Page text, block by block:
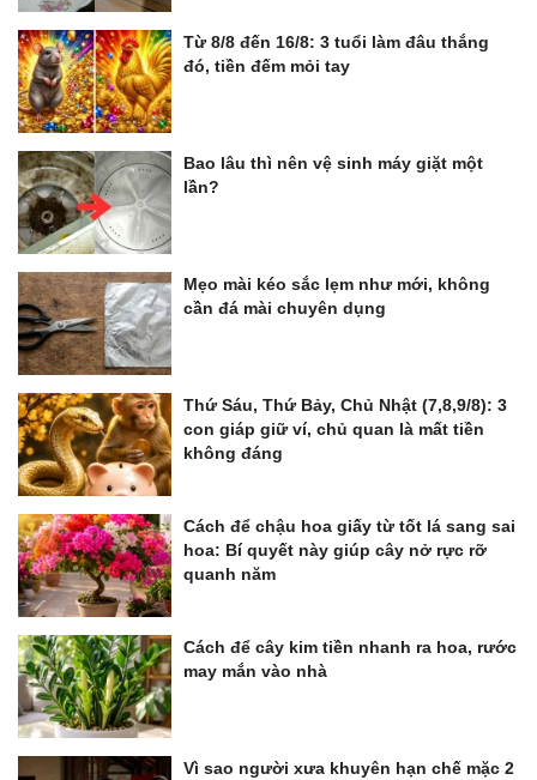
Từ 8/8 đến 16/8: 3 tuổi làm đâu thắng
đó, tiền đếm mỏi tay
Bao lâu thì nên vệ sinh máy giặt một
lần?
Mẹo mài kéo sắc lẹm như mới, không
cần đá mài chuyên dụng
Thứ Sáu, Thứ Bảy, Chủ Nhật (7,8,9/8): 3
con giáp giữ ví, chủ quan là mất tiền
không đáng
Cách để chậu hoa giấy từ tốt lá sang sai
hoa: Bí quyết này giúp cây nở rực rỡ
quanh năm
Cách để cây kim tiền nhanh ra hoa, rước
may mắn vào nhà
Vì sao người xưa khuyên hạn chế mặc 2